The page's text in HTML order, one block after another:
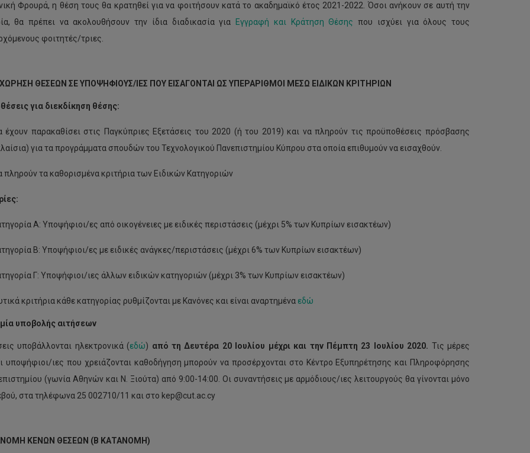
Φρουρά, η θέση τους θα κρατηθεί για να φοιτήσουν κατά το ακαδημαϊκό έτος 2021-2022. Όσοι ανήκουν σε αυτή την
θα πρέπει να ακολουθήσουν την ίδια διαδικασία για
Εγγραφή και Κράτηση Θέσης που ισχύει για όλους τους
φοιτητές/τριες.
ΘΕΣΕΩΝ ΣΕ ΥΠΟΨΗΦΙΟΥΣ/ΙΕΣ ΠΟΥ ΕΙΣΑΓΟΝΤΑΙ ΩΣ ΥΠΕΡΑΡΙΘΜΟΙ ΜΕΣΩ ΕΙΔΙΚΩΝ ΚΡΙΤΗΡΙΩΝ
για διεκδίκηση θέσης:
έχουν παρακαθίσει στις Παγκύπριες Εξετάσεις του 2020 (ή του 2019) και να πληρούν τις προϋποθέσεις πρόσβασης
για τα προγράμματα σπουδών του Τεχνολογικού Πανεπιστημίου Κύπρου στα οποία επιθυμούν να εισαχθούν.
πληρούν τα καθορισμένα κριτήρια των Ειδικών Κατηγοριών
Α: Υποψήφιοι/ες από οικογένειες με ειδικές περιστάσεις (μέχρι 5% των Κυπρίων εισακτέων)
Β: Υποψήφιοι/ες με ειδικές ανάγκες/περιστάσεις (μέχρι 6% των Κυπρίων εισακτέων)
Γ: Υποψήφιοι/ιες άλλων ειδικών κατηγοριών (μέχρι 3% των Κυπρίων εισακτέων)
κριτήρια κάθε κατηγορίας ρυθμίζονται με Κανόνες και είναι αναρτημένα εδώ
υποβολής αιτήσεων
υποβάλλονται ηλεκτρονικά (εδώ) από τη Δευτέρα 20 Ιουλίου μέχρι και την Πέμπτη 23 Ιουλίου 2020. Τις μέρες
υποψήφιοι/ιες που χρειάζονται καθοδήγηση μπορούν να προσέρχονται στο Κέντρο Εξυπηρέτησης και Πληροφόρησης
(γωνία Αθηνών και Ν. Ξιούτα) από 9:00-14:00. Οι συναντήσεις με αρμόδιους/ιες λειτουργούς θα γίνονται μόνο
στα τηλέφωνα 25 002710/11 και στο kep@cut.ac.cy
ΚΕΝΩΝ ΘΕΣΕΩΝ (Β ΚΑΤΑΝΟΜΗ)